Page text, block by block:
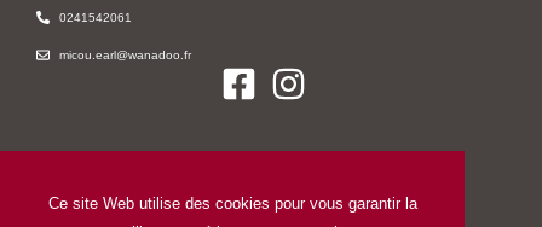
Ce site Web utilise des cookies pour vous garantir la
0241542061
micou.earl@wanadoo.fr